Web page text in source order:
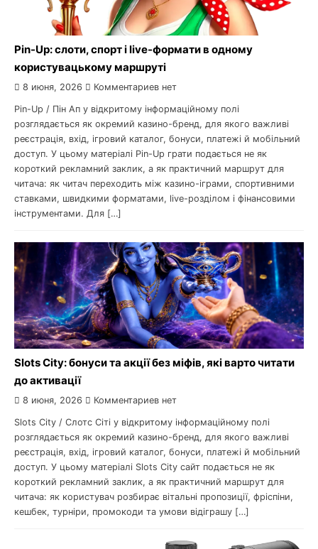
Pin-Up: слоти, спорт і live-формати в одному
користувацькому маршруті
8 июня, 2026 Комментариев нет
Pin-Up / Пін Ап у відкритому інформаційному полі
розглядається як окремий казино-бренд, для якого важливі
реєстрація, вхід, ігровий каталог, бонуси, платежі й мобільний
доступ. У цьому матеріалі Pin-Up грати подається не як
короткий рекламний заклик, а як практичний маршрут для
читача: як читач переходить між казино-іграми, спортивними
ставками, швидкими форматами, live-розділом і фінансовими
інструментами. Для […]
Slots City: бонуси та акції без міфів, які варто читати
до активації
8 июня, 2026 Комментариев нет
Slots City / Слотс Сіті у відкритому інформаційному полі
розглядається як окремий казино-бренд, для якого важливі
реєстрація, вхід, ігровий каталог, бонуси, платежі й мобільний
доступ. У цьому матеріалі Slots City сайт подається не як
короткий рекламний заклик, а як практичний маршрут для
читача: як користувач розбирає вітальні пропозиції, фріспіни,
кешбек, турніри, промокоди та умови відіграшу […]